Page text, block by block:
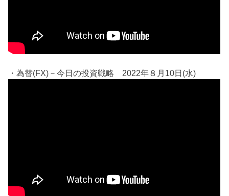
・為替(FX)－今日の投資戦略 2022年８月10日(水)